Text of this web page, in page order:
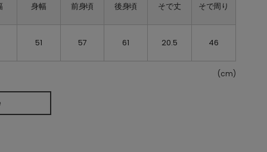
身幅 前身頃 後身頃 そで丈 そで周り
51 57 61 20.5 46
(cm)